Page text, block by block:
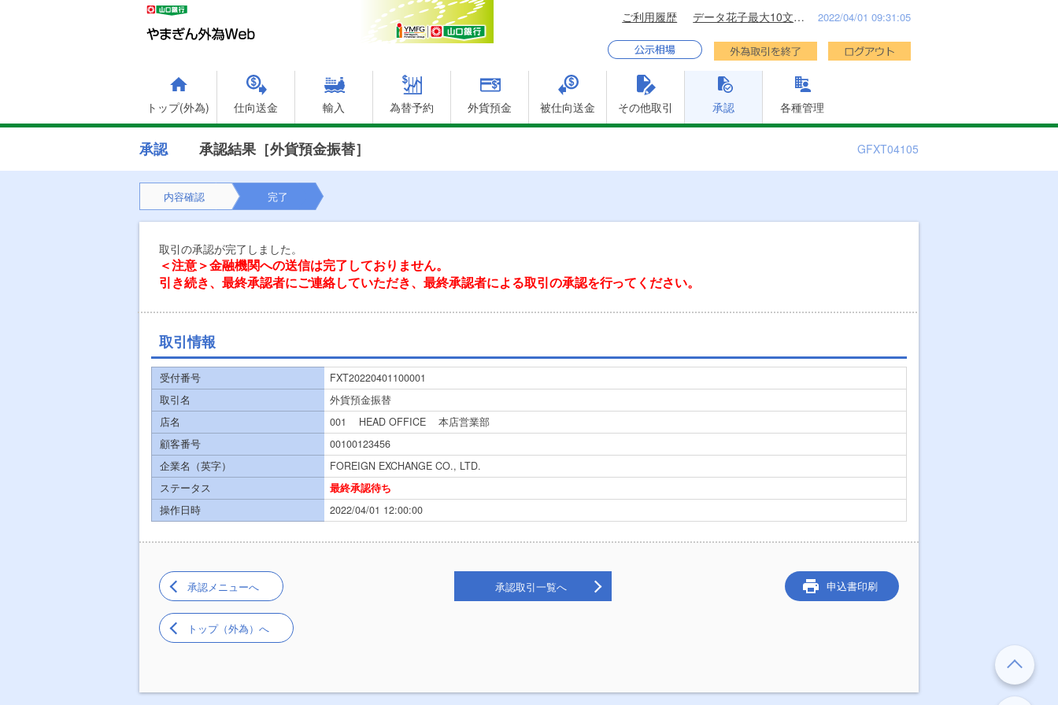
ご利用履歴 データ花子最大10文字表示利用者名最大30文字利用者名最大3様 2022/04/01 09:31:05
トップ(外為) 仕向送金 輸入 為替予約 外貨預金 被仕向送金 その他取引 承認 各種管理
承認 承認結果［外貨預金振替］ GFXT04105
内容確認 完了
取引の承認が完了しました。
＜注意＞金融機関への送信は完了しておりません。
引き続き、最終承認者にご連絡していただき、最終承認者による取引の承認を行ってください。
取引情報
受付番号
FXT20220401100001
取引名
外貨預金振替
店名
001 HEAD OFFICE
本店営業部
顧客番号
00100123456
企業名（英字）
FOREIGN EXCHANGE CO., LTD.
ステータス
最終承認待ち
操作日時
2022/04/01 12:00:00
承認メニューへ
トップ（外為）へ
承認取引一覧へ 申込書印刷